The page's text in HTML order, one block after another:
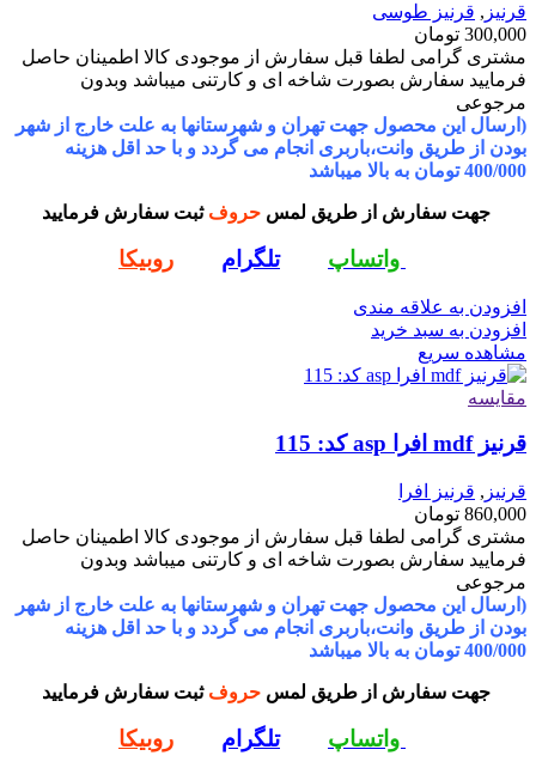
قرنیز , قرنیز طوسی
300,000 تومان
مشتری گرامی لطفا قبل سفارش از موجودی کالا اطمینان حاصل
فرمایید سفارش بصورت شاخه ای و کارتنی میباشد وبدون
مرجوعی
(ارسال این محصول جهت تهران و شهرستانها به علت خارج از شهر
بودن از طریق وانت،باربری انجام می گردد و با حد اقل هزینه
400/000 تومان به بالا میباشد
جهت سفارش از طریق لمسحروف ثبت سفارش فرمایید
واتساپ تلگرام روبیکا
افزودن به علاقه مندی
افزودن به سبد خرید
مشاهده سریع
مقایسه
قرنیز mdf افرا asp کد: 115
قرنیز , قرنیز افرا
860,000 تومان
مشتری گرامی لطفا قبل سفارش از موجودی کالا اطمینان حاصل
فرمایید سفارش بصورت شاخه ای و کارتنی میباشد وبدون
مرجوعی
(ارسال این محصول جهت تهران و شهرستانها به علت خارج از شهر
بودن از طریق وانت،باربری انجام می گردد و با حد اقل هزینه
400/000 تومان به بالا میباشد
جهت سفارش از طریق لمسحروف ثبت سفارش فرمایید
واتساپ تلگرام روبیکا